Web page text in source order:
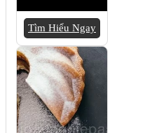
Tìm Hiểu Ngay